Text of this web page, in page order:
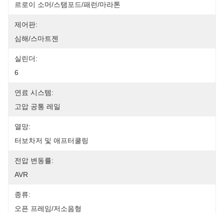
르로이 소머/스탬포드/패런/마라톤
제어판:
심해/스마트젠
실린더:
6
연료 시스템:
고압 공통 레일
열망:
터보차저 및 애프터쿨링
전압 변동률:
AVR
종류:
오픈 프레임/저소음형